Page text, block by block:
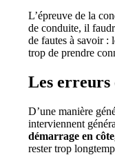
L’épreuve de la
de conduite, il
de fautes à savoir :
trop de prendre
Les
D’une manière
interviennent
démarrage en
rester trop